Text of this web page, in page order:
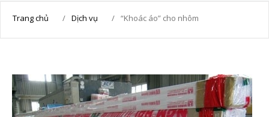
Tuyển dụng
Liên hệ
Trang chủ / Dịch vụ / “Khoác áo” cho nhôm